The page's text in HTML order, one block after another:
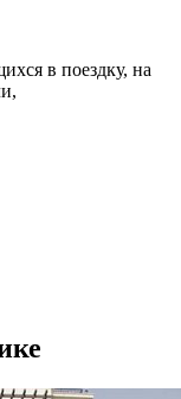
в поездку, на